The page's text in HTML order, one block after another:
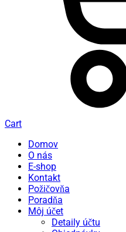
Cart
Domov
O nás
E-shop
Kontakt
Požičovňa
Poradňa
Môj účet
Detaily účtu